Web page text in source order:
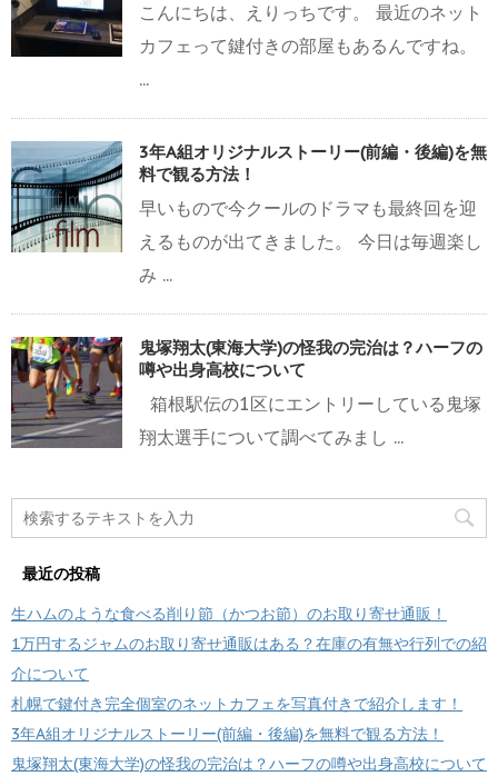
こんにちは、えりっちです。 最近のネット
カフェって鍵付きの部屋もあるんですね。
...
3年A組オリジナルストーリー(前編・後編)を無
料で観る方法！
早いもので今クールのドラマも最終回を迎
えるものが出てきました。 今日は毎週楽し
み ...
鬼塚翔太(東海大学)の怪我の完治は？ハーフの
噂や出身高校について
箱根駅伝の1区にエントリーしている鬼塚
翔太選手について調べてみまし ...
最近の投稿
生ハムのような食べる削り節（かつお節）のお取り寄せ通販！
1万円するジャムのお取り寄せ通販はある？在庫の有無や行列での紹
介について
札幌で鍵付き完全個室のネットカフェを写真付きで紹介します！
3年A組オリジナルストーリー(前編・後編)を無料で観る方法！
鬼塚翔太(東海大学)の怪我の完治は？ハーフの噂や出身高校について